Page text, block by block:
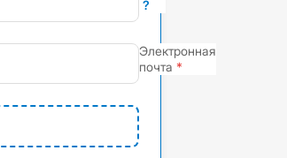
?
Электронная
почта